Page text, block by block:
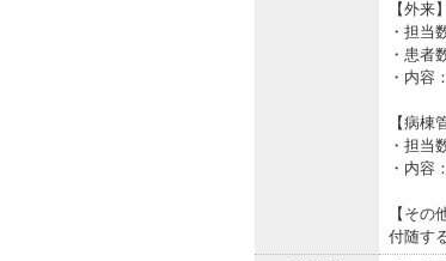
【外来】
・担当
・患者
・内容
【病棟
・担当
・内容
【その
付随す